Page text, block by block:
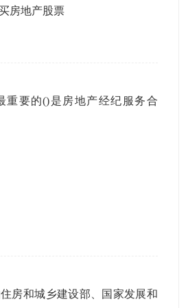
房地产股票
重要的()是房地产经纪服务合
房和城乡建设部、国家发展和